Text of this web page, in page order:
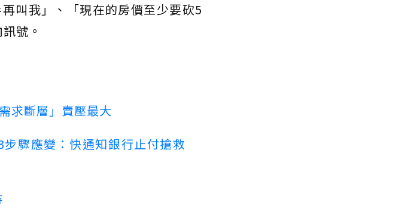
叫我」、「現在的房價至少要砍5
號。
求斷層」賣壓最大
驟應變：快通知銀行止付搶救